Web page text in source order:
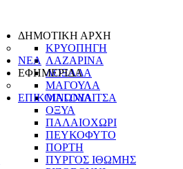
ΚΡΥΟΠΗΓΗ
ΛΑΖΑΡΙΝΑ
ΛΟΞΑΔΑ
ΜΑΓΟΥΛΑ
ΜΑΓΟΥΛΙΤΣΑ
ΟΞΥΑ
ΠΑΛΑΙΟΧΩΡΙ
ΠΕΥΚΟΦΥΤΟ
ΠΟΡΤΗ
ΠΥΡΓΟΣ ΙΘΩΜΗΣ
ΔΗΜΟΤΙΚΗ ΑΡΧΗ
ΝΕΑ
ΕΦΗΜΕΡΙΔΑ
ΕΠΙΚΟΙΝΩΝΙΑ